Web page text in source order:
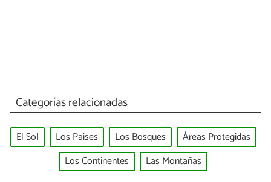
Categorías relacionadas
El Sol Los Países Los Bosques
Áreas Protegidas
Los Continentes
Las Montañas